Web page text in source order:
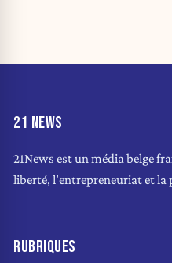
21 NEWS
21News est un média belge
liberté, l'entrepreneuriat et la
RUBRIQUES